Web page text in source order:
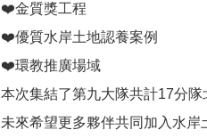
❤️金質獎工程
❤️優質水岸土地認養案例
❤️環教推廣場域
本次集結了第九大隊共計17分
未來希望更多夥伴共同加入水岸